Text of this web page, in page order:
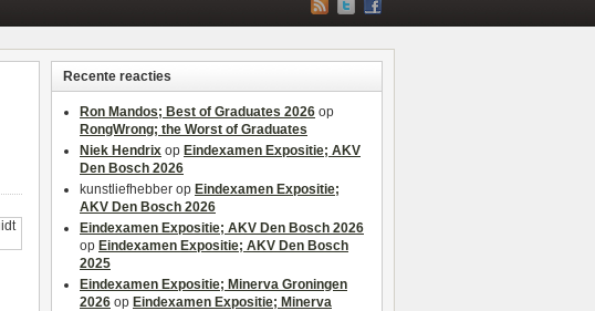
Recente reacties
Ron Mandos; Best of Graduates 2026 op
RongWrong; the Worst of Graduates
Niek Hendrix op Eindexamen Expositie; AKV
Den Bosch 2026
kunstliefhebber op Eindexamen Expositie;
AKV Den Bosch 2026
Eindexamen Expositie; AKV Den Bosch 2026
op Eindexamen Expositie; AKV Den Bosch
2025
Eindexamen Expositie; Minerva Groningen
2026 op Eindexamen Expositie; Minerva